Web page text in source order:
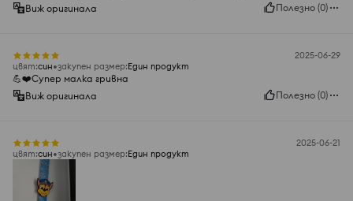
Виж оригинала
Полезно (0)
2025-06-29
цвят:cин закупен размер:Един продукт
💪❤️Супер малка гривна
Виж оригинала
Полезно (0)
2025-06-21
цвят:cин закупен размер:Един продукт